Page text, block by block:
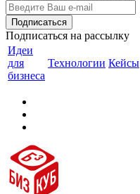
Подписаться на рассылку
Идеи
для
бизнеса
Технологии Кейсы